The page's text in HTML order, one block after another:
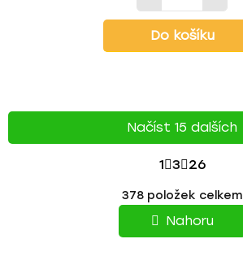
Do košíku
v
l
á
Načíst 15 dalších
S
T
R
Á
1 3 26
378 položek celkem
Nahoru